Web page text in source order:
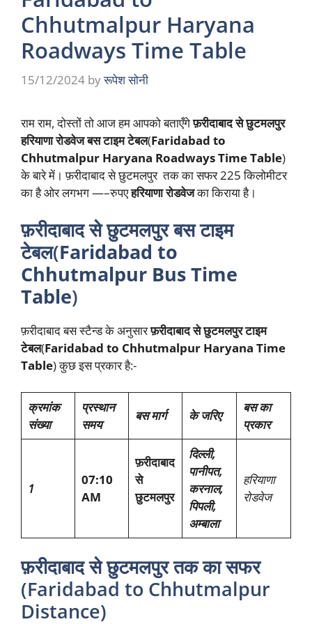
Chhutmalpur Haryana
Roadways Time Table
15/12/2024 byरूपेश सोनी
राम राम, दोस्तों तो आज हम आपको बताएँगेफ़रीदाबाद से छुटमलपुर
हरियाणा रोडवेज बस टाइम टेबल(Faridabad to
Chhutmalpur Haryana Roadways Time Table)
के बारे में। फ़रीदाबाद से छुटमलपुर तक का सफर 225 किलोमीटर
का है ओर लगभग —–रुपएहरियाणा रोडवेजका किराया है।
फ़रीदाबाद से छुटमलपुर बस टाइम
टेबल(Faridabad to
Chhutmalpur Bus Time
Table)
फ़रीदाबाद बस स्टैन्ड के अनुसारफ़रीदाबाद से छुटमलपुर टाइम
टेबल(Faridabad to Chhutmalpur Haryana Time
Table) कुछ इस प्रकार है:-
क्रमांक
संख्या
प्रस्थान
समय
बस मार्ग के जरिए
बस का
प्रकार
1
07:10
AM
फ़रीदाबाद
से
छुटमलपुर
दिल्ली,
पानीपत,
करनाल,
पिपली,
अम्बाला
हरियाणा
रोडवेज
फ़रीदाबाद से छुटमलपुर तक का सफर
(Faridabad to Chhutmalpur
Distance)